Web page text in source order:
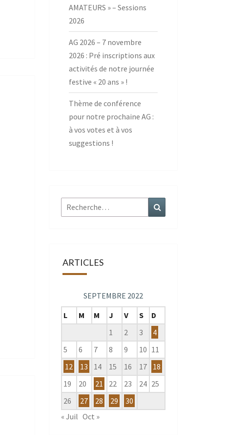
AMATEURS » – Sessions
2026
AG 2026 – 7 novembre
2026 : Pré inscriptions aux
activités de notre journée
festive « 20 ans » !
Thème de conférence
pour notre prochaine AG :
à vos votes et à vos
suggestions !
Rechercher :
ARTICLES
SEPTEMBRE 2022
L
M M J V S
D
1
2 3
4
5
6 7 8 9 10 11
12
13 14 15 16 17
18
19
20 21 22 23 24 25
26
27 28 29
30
« Juil Oct »